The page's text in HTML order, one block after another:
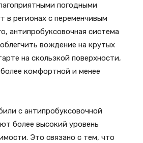
погодными
в регионах с переменчивым
антипробуксовочная система
вождение на крутых
на скользкой поверхности,
комфортной и менее
с антипробуксовочной
более высокий уровень
Это связано с тем, что